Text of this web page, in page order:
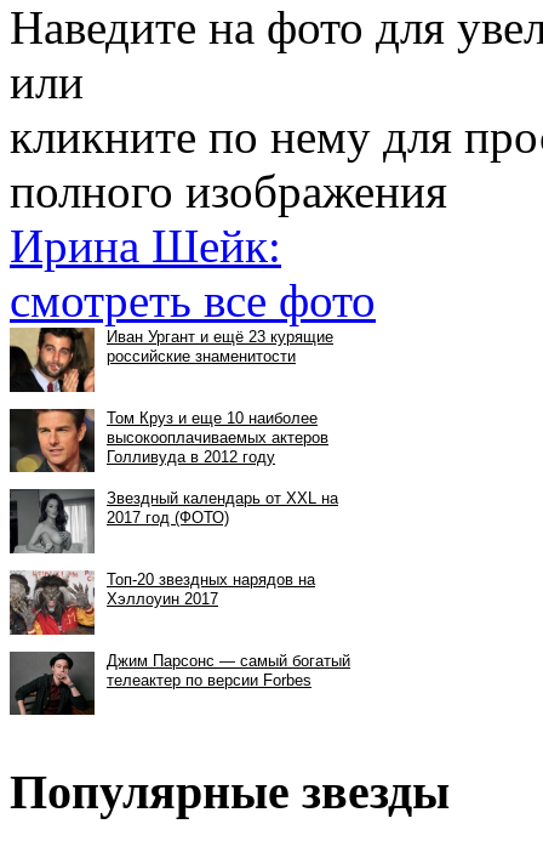
Наведите на фото для
или
кликните по нему для
полного изображения
Ирина Шейк:
смотреть все фото
Популярные звезды